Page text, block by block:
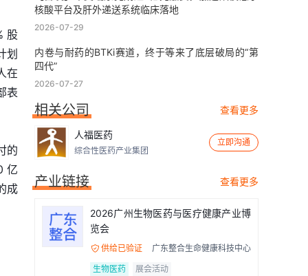
股
划
在
表
的
亿
成
核酸平台及肝外递送系统临床落地
2026-07-29
内卷与耐药的BTKi赛道，终于等来了底层破局的“第
四代”
2026-07-27
相关公司 查看更多
人福医药
综合性医药产业集团
立即沟通
产业链接 查看更多
2026广州生物医药与医疗健康产业博
览会
 供给已验证
广东整合生命健康科技中心
生物医药
展会活动